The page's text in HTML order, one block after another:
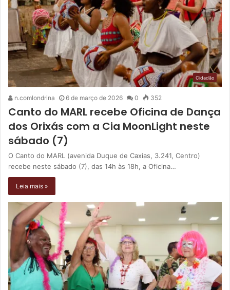
Cidadão
n.comlondrina 6 de março de 2026 0 352
Canto do MARL recebe Oficina de Dança
dos Orixás com a Cia MoonLight neste
sábado (7)
O Canto do MARL (avenida Duque de Caxias, 3.241, Centro)
recebe neste sábado (7), das 14h às 18h, a Oficina…
Leia mais »